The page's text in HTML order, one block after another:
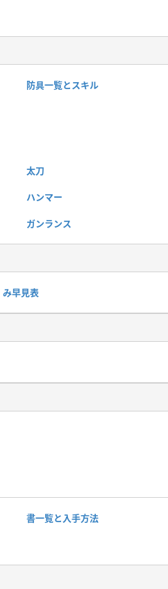
防具一覧とスキル
太刀
ハンマー
ガンランス
早見表
書一覧と入手方法